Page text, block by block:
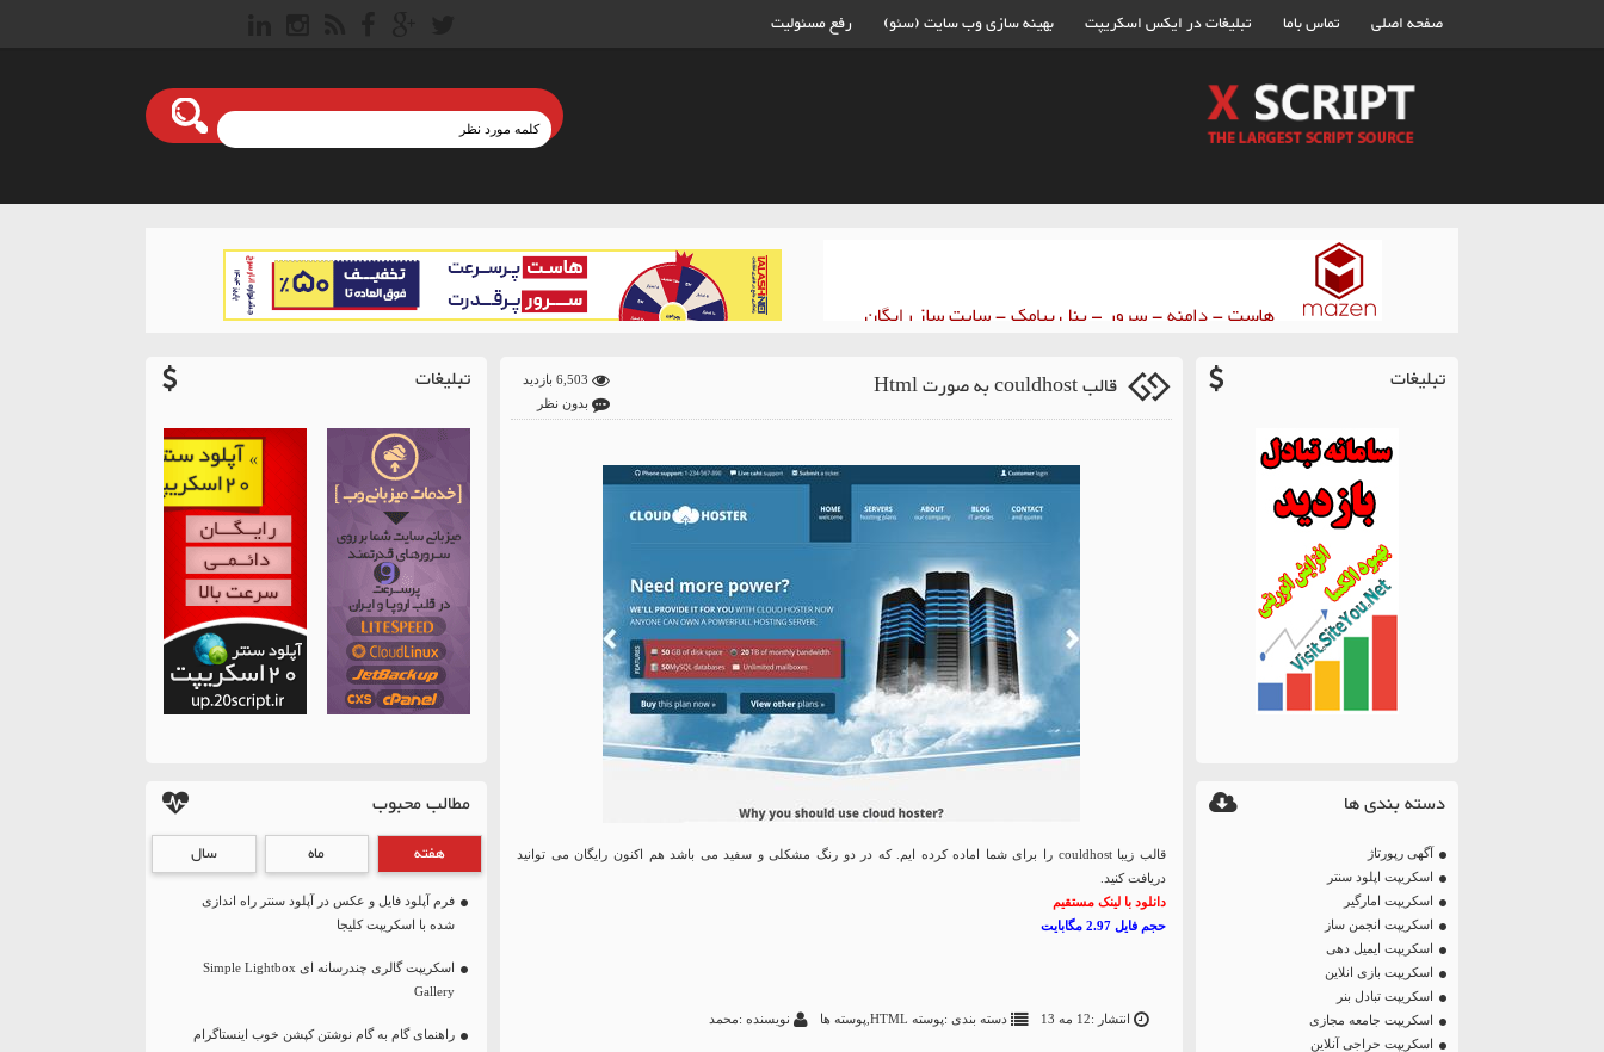
صفحه اصلی تماس باما تبلیغات در ایکس اسکریپت بهینه سازی وب سایت (سئو) رفع مسئولیت
تبلیغات
دسته بندی ها
آگهی رپورتاژ
اسکریپت اپلود سنتر
اسکریپت امارگیر
اسکریپت انجمن ساز
اسکریپت ایمیل دهی
اسکریپت بازی انلاین
اسکریپت تبادل بنر
اسکریپت جامعه مجازی
اسکریپت حراجی آنلاین
قالب couldhost به صورت Html
بدون نظر
قالب زیبا couldhost را برای شما اماده کرده ایم. که در دو رنگ مشکلی و سفید می باشد هم اکنون رایگان می توانید
دریافت کنید.
دانلود با لینک مستقیم
حجم فایل 2.97 مگابایت
انتشار :12 مه 13 دسته بندی :پوسته HTML , پوسته ها نویسنده :محمد
تبلیغات
مطالب محبوب
هفته ماه سال
فرم آپلود فایل و عکس در آپلود سنتر راه اندازی
شده با اسکریپت کلیجا
اسکریپت گالری چندرسانه ای Simple Lightbox
Gallery
راهنمای گام به گام نوشتن کپشن خوب اینستاگرام